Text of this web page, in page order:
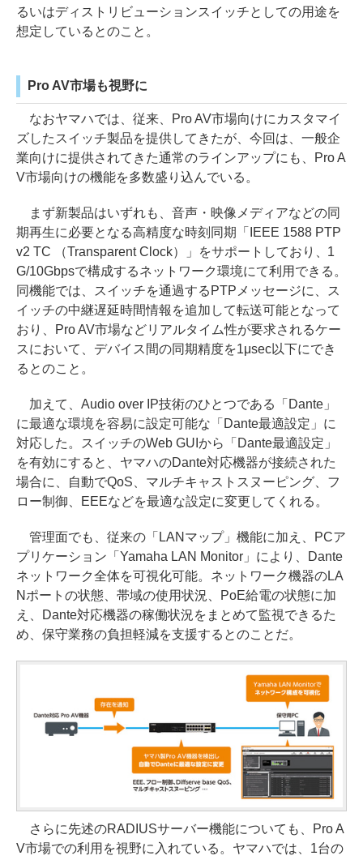
るいはディストリビューションスイッチとしての用途を
想定しているとのこと。
Pro AV市場も視野に
なおヤマハでは、従来、Pro AV市場向けにカスタマイ
ズしたスイッチ製品を提供してきたが、今回は、一般企
業向けに提供されてきた通常のラインアップにも、Pro A
V市場向けの機能を多数盛り込んでいる。
まず新製品はいずれも、音声・映像メディアなどの同
期再生に必要となる高精度な時刻同期「IEEE 1588 PTP
v2 TC （Transparent Clock）」をサポートしており、1
G/10Gbpsで構成するネットワーク環境にて利用できる。
同機能では、スイッチを通過するPTPメッセージに、ス
イッチの中継遅延時間情報を追加して転送可能となって
おり、Pro AV市場などリアルタイム性が要求されるケー
スにおいて、デバイス間の同期精度を1μsec以下にでき
るとのこと。
加えて、Audio over IP技術のひとつである「Dante」
に最適な環境を容易に設定可能な「Dante最適設定」に
対応した。スイッチのWeb GUIから「Dante最適設定」
を有効にすると、ヤマハのDante対応機器が接続された
場合に、自動でQoS、マルチキャストスヌーピング、フ
ロー制御、EEEなどを最適な設定に変更してくれる。
管理面でも、従来の「LANマップ」機能に加え、PCア
プリケーション「Yamaha LAN Monitor」により、Dante
ネットワーク全体を可視化可能。ネットワーク機器のLA
Nポートの状態、帯域の使用状況、PoE給電の状態に加
え、Dante対応機器の稼働状況をまとめて監視できるた
め、保守業務の負担軽減を支援するとのことだ。
さらに先述のRADIUSサーバー機能についても、Pro A
V市場での利用を視野に入れている。ヤマハでは、1台の